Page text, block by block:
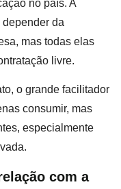
no país. A
da
mas todas elas
livre.
o grande facilitador
consumir, mas
especialmente
com a